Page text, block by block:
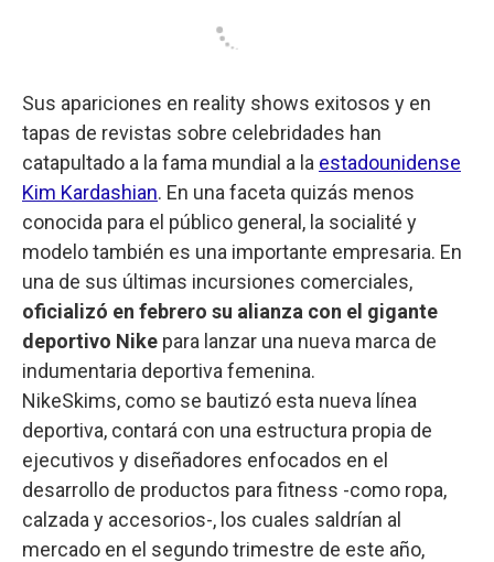
Sus apariciones en reality shows exitosos y en
tapas de revistas sobre celebridades han
catapultado a la fama mundial a la estadounidense
Kim Kardashian. En una faceta quizás menos
conocida para el público general, la socialité y
modelo también es una importante empresaria. En
una de sus últimas incursiones comerciales,
oficializó en febrero su alianza con el gigante
deportivo Nike para lanzar una nueva marca de
indumentaria deportiva femenina.
NikeSkims, como se bautizó esta nueva línea
deportiva, contará con una estructura propia de
ejecutivos y diseñadores enfocados en el
desarrollo de productos para fitness -como ropa,
calzada y accesorios-, los cuales saldrían al
mercado en el segundo trimestre de este año,